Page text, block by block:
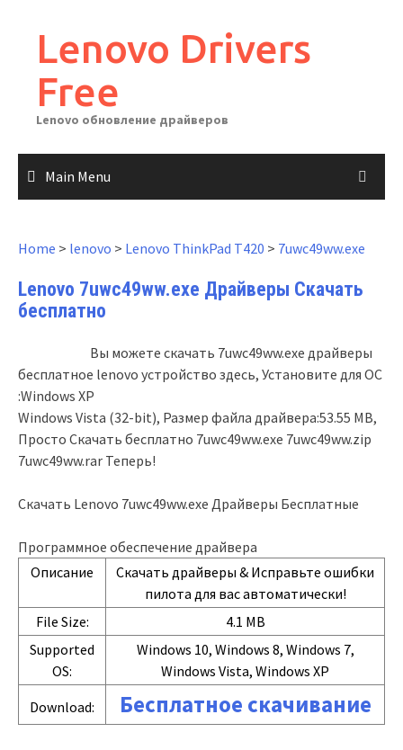
contentLenovo Drivers
Free
Lenovo обновление драйверов
Main Menu
Home > lenovo > Lenovo ThinkPad T420 > 7uwc49ww.exe
Lenovo 7uwc49ww.exe Драйверы Скачать
бесплатно
Вы можете скачать 7uwc49ww.exe драйверы
бесплатное lenovo устройство здесь, Установите для ОС
:Windows XP
Windows Vista (32-bit), Размер файла драйвера:53.55 MB,
Просто Скачать бесплатно 7uwc49ww.exe 7uwc49ww.zip
7uwc49ww.rar Теперь!
Скачать Lenovo 7uwc49ww.exe Драйверы Бесплатные
Программное обеспечение драйвера
Описание
Скачать драйверы & Исправьте ошибки
пилота для вас автоматически!
File Size:
4.1 MB
Supported
OS:
Windows 10, Windows 8, Windows 7,
Windows Vista, Windows XP
Download:
Бесплатное скачивание